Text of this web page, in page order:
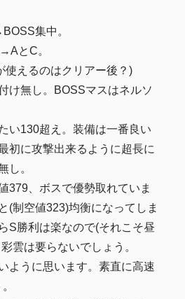
集中。
とC。
えるのはクリアー後？)
け無し。BOSSマスはネルソ
い130超え。装備は一番良い
初に攻撃出来るように超長に
し。
379、ボスで優勢取れていま
(制空値323)均衡になってしま
S勝利は楽なので(それこそ昼
雲は要らないでしょう。
ように思います。素直に高速